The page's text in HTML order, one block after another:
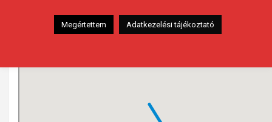
Megértettem Adatkezelési tájékoztató